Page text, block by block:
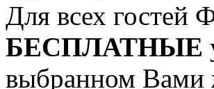
Для всех гостей
БЕСПЛАТНЫЕ
выбранном Вами